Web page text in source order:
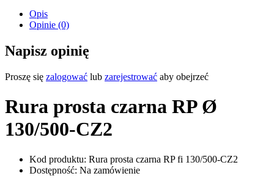
Opis
Opinie (0)
Napisz opinię
Proszę się zalogować lub zarejestrować aby obejrzeć
Rura prosta czarna RP Ø
130/500-CZ2
Kod produktu: Rura prosta czarna RP fi 130/500-CZ2
Dostępność: Na zamówienie